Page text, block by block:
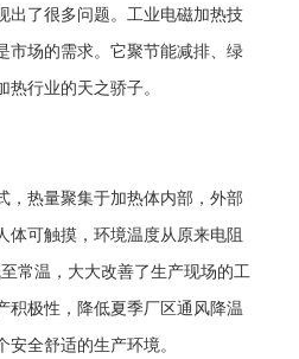
出了很多问题。工业电磁加热技
市场的需求。它聚节能减排、绿
行业的天之骄子。
，热量聚集于加热体内部，外部
体可触摸，环境温度从原来电阻
常温，大大改善了生产现场的工
积极性，降低夏季厂区通风降温
安全舒适的生产环境。